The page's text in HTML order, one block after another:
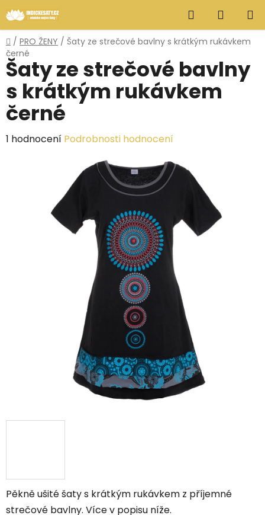
na
obsah
Hledat
KOŠÍK
Domů
/ PRO ŽENY / Šaty ze strečové bavlny s krátkým rukávkem
černé
Pěkně ušité šaty s krátkým rukávkem z příjemné
strečové bavlny. Více v popisu níže.
Šaty ze strečové bavlny
s krátkým rukávkem
černé
Průměrné
1 hodnocení Podrobnosti hodnocení